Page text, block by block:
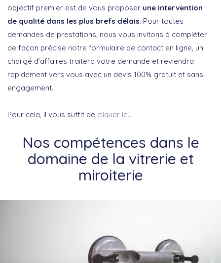
objectif premier est de vous proposer une intervention
de qualité dans les plus brefs délais. Pour toutes
demandes de prestations, nous vous invitons à compléter
de façon précise notre formulaire de contact en ligne, un
chargé d’affaires traitera votre demande et reviendra
rapidement vers vous avec un devis 100% gratuit et sans
engagement.
Pour cela, il vous suffit de cliquer ici.
Nos compétences dans le
domaine de la vitrerie et
miroiterie